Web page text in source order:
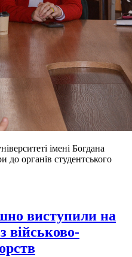
імені Богдана
до органів студентського
виступили на
військово-